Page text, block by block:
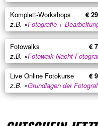
Komplett-Workshops
€
z.B. »Fotografie +
Fotowalks
€
z.B. »Fotowalk Nacht-
Live Online Fotokurse
€
z.B. »Grundlagen der